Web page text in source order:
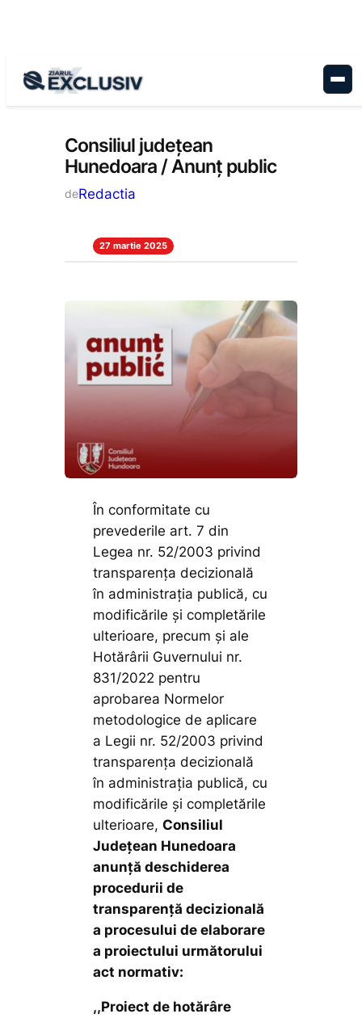
Administrație
Consiliul județean
Hunedoara / Anunț public
deRedactia
27 martie 2025
În conformitate cu
prevederile art. 7 din
Legea nr. 52/2003 privind
transparenţa decizională
în administraţia publică, cu
modificările și completările
ulterioare, precum și ale
Hotărârii Guvernului nr.
831/2022 pentru
aprobarea Normelor
metodologice de aplicare
a Legii nr. 52/2003 privind
transparenţa decizională
în administraţia publică, cu
modificările și completările
ulterioare,Consiliul
Județean Hunedoara
anunţă deschiderea
procedurii de
transparenţă decizională
a procesului de elaborare
a proiectului următorului
act normativ:
,,Proiect de hotărâre